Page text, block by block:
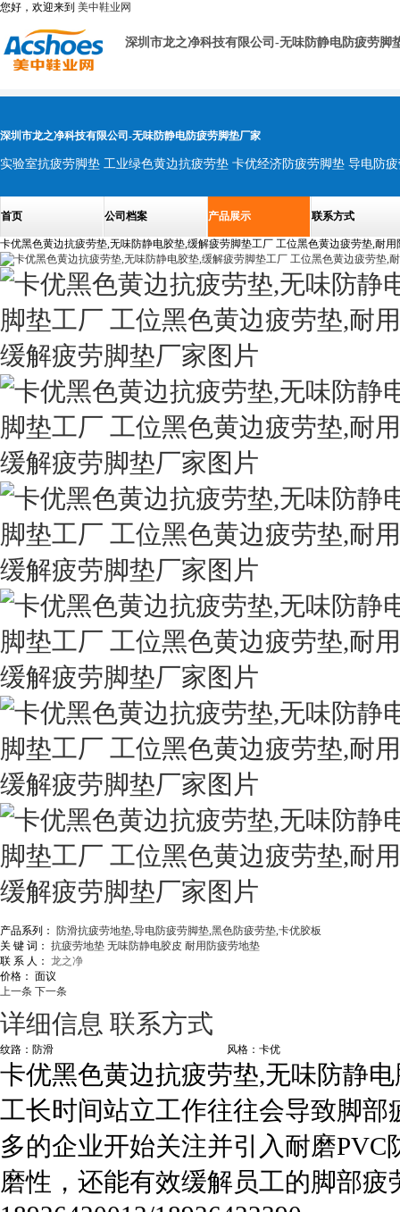
您好，欢迎来到 美中鞋业网
深圳市龙之净科技有限公司-无味防静电防疲劳脚
深圳市龙之净科技有限公司-无味防静电防疲劳脚垫厂家
首页 公司档案 产品展示 联系方式
卡优黑色黄边抗疲劳垫,无味防静电胶垫,缓解疲劳脚垫工厂 工位黑色黄边疲劳垫,耐
产品系列：
防滑抗疲劳地垫,导电防疲劳脚垫,黑色防疲劳垫,卡优胶板
关 键 词： 抗疲劳地垫 无味防静电胶皮 耐用防疲劳地垫
联 系 人： 龙之净
价格： 面议
上一条 下一条
详细信息 联系方式
纹路：防滑 风格：卡优
卡优黑色黄边抗疲劳垫,无味防静
工长时间站立工作往往会导致脚
多的企业开始关注并引入耐磨
磨性，还能有效缓解员工的脚部